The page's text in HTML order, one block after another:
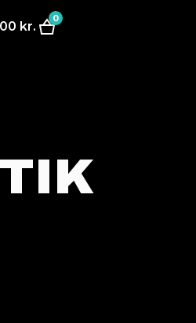
kr.
0